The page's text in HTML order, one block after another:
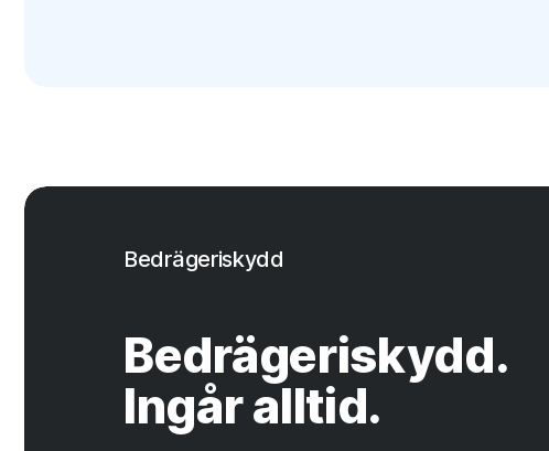
Bedrägeriskydd
Bedrägeriskydd.
Ingår alltid.